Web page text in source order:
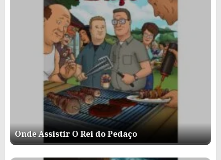
Onde Assistir O Rei do Pedaço